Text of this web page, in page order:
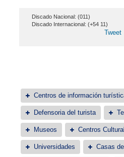
Discado Nacional: (011)
Discado Internacional: (+54 11)
Tweet
Centros de información
Defensoria del turista
Museos Centros
Universidades Casas